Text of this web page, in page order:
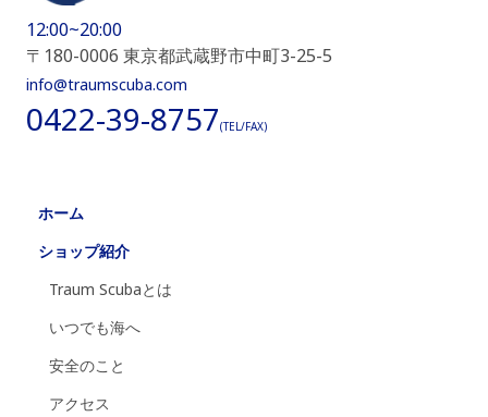
12:00~20:00
〒180-0006 東京都武蔵野市中町3-25-5
info@traumscuba.com
0422-39-8757(TEL/FAX)
ホーム
ショップ紹介
Traum Scubaとは
いつでも海へ
安全のこと
アクセス